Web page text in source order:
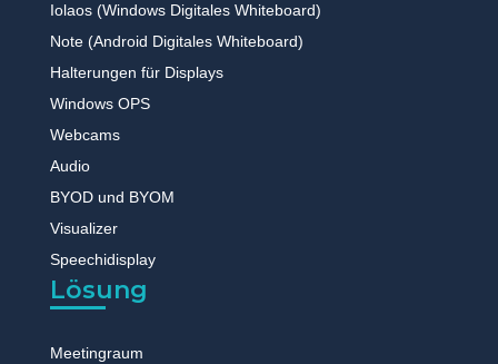
Iolaos (Windows Digitales Whiteboard)
Note (Android Digitales Whiteboard)
Halterungen für Displays
Windows OPS
Webcams
Audio
BYOD und BYOM
Visualizer
Speechidisplay
Lösung
Meetingraum